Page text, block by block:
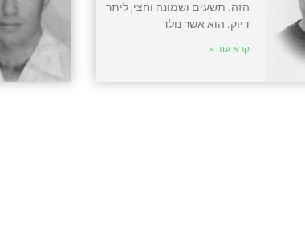
הזה. תשעים ושמונה וחצי, ליתר
דיוק. הוא אשר נולד
קרא עוד »